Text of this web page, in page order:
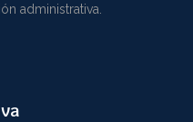
administrativa.